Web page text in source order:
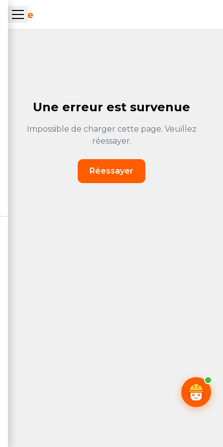
Skip to main content
Une erreur est survenue
Impossible de charger cette page. Veuillez
réessayer.
Réessayer